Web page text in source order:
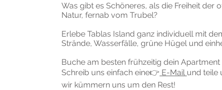
Was gibt es Schöneres, als die Freiheit der
Natur, fernab vom Trubel?
Erlebe Tablas Island ganz individuell mit
Strände, Wasserfälle, grüne Hügel und
Buche am besten frühzeitig dein
Schreib uns einfach eine👉 E-Mail und teile
wir kümmern uns um den Rest!